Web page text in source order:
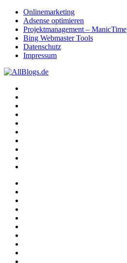
Onlinemarketing
Adsense optimieren
Projektmanagement – ManicTime
Bing Webmaster Tools
Datenschutz
Impressum